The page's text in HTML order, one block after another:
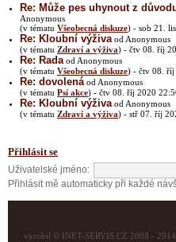
Re: Může pes uhynout z
Anonymous
(v tématu Všeobecná diskuze) - sob 21.
Re: Kloubní výživa od Anonymous
(v tématu Zdraví a výživa) - čtv 08. říj
Re: Rada od Anonymous
(v tématu Všeobecná diskuze) - čtv 08. říj
Re: dovolená od Anonymous
(v tématu Psí akce) - čtv 08. říj 2020
Re: Kloubní výživa od Anonymous
(v tématu Zdraví a výživa) - stř 07. říj
Přihlásit se
Uživatelské jméno:
Přihlásit mě automaticky při každé
vyrobil © INET-SERVIS.CZ 2008 - 2014